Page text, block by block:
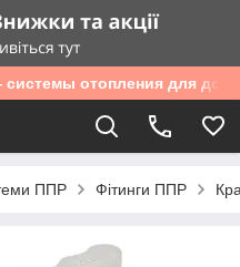
отопления для дома
ППР Фітинги ППР